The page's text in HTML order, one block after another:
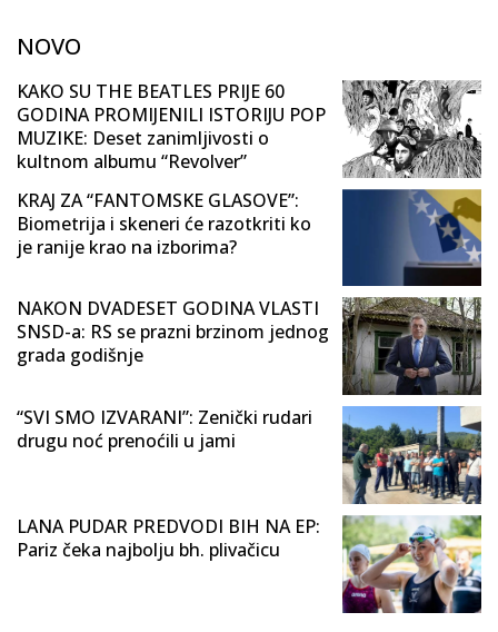
NOVO
KAKO SU THE BEATLES PRIJE 60
GODINA PROMIJENILI ISTORIJU POP
MUZIKE: Deset zanimljivosti o
kultnom albumu “Revolver”
KRAJ ZA “FANTOMSKE GLASOVE”:
Biometrija i skeneri će razotkriti ko
je ranije krao na izborima?
NAKON DVADESET GODINA VLASTI
SNSD-a: RS se prazni brzinom jednog
grada godišnje
“SVI SMO IZVARANI”: Zenički rudari
drugu noć prenoćili u jami
LANA PUDAR PREDVODI BIH NA EP:
Pariz čeka najbolju bh. plivačicu